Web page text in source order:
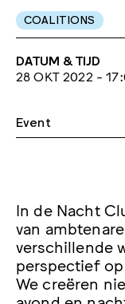
COALITIONS
DATUM & TIJD
28 OKT 2022 -
Event
In de Nacht
van
verschillende
perspectief
We creëren